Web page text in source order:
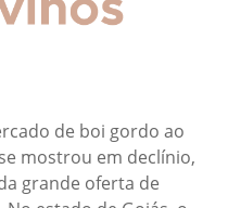
de boi gordo ao
mostrou em declínio,
grande oferta de